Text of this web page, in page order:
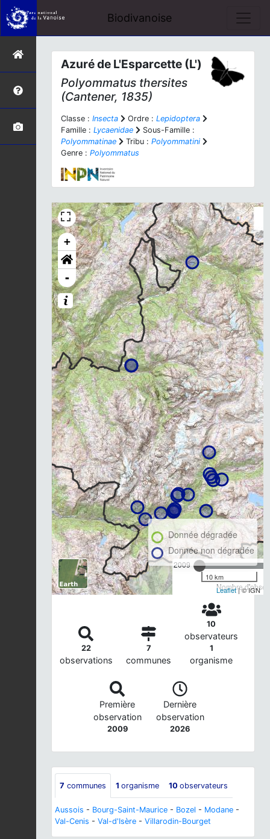
Biodivanoise
Azuré de L'Esparcette (L')
Polyommatus thersites
(Cantener, 1835)
Classe : Insecta Ordre : Lepidoptera
Famille : Lycaenidae
Sous-Famille :
Polyommatinae
Tribu : Polyommatini
Genre : Polyommatus
+
-
2009
Nombre
Donnée dégradée
Donnée non dégradée
10 km
Leaflet| © IGN
22
observations
7
communes
10
observateurs
1
organisme
Première
observation
2009
Dernière
observation
2026
7 communes 1 organisme 10 observateurs
Aussois - Bourg-Saint-Maurice - Bozel - Modane -
Val-Cenis - Val-d'Isère - Villarodin-Bourget